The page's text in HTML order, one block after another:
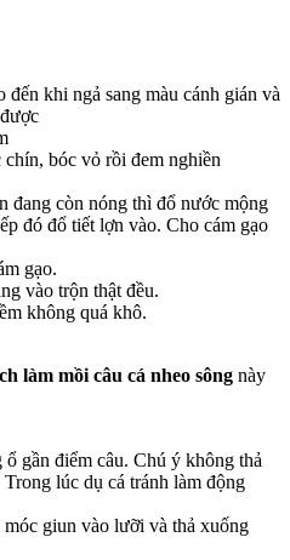
đến khi ngả sang màu cánh gián và
bóc vỏ rồi đem nghiền
đang còn nóng thì đổ nước mộng
đó đổ tiết lợn vào. Cho cám gạo
gạo.
vào trộn thật đều.
không quá khô.
làm mồi câu cá nheo sông này
gần điểm câu. Chú ý không thả
lúc dụ cá tránh làm động
giun vào lưỡi và thả xuống